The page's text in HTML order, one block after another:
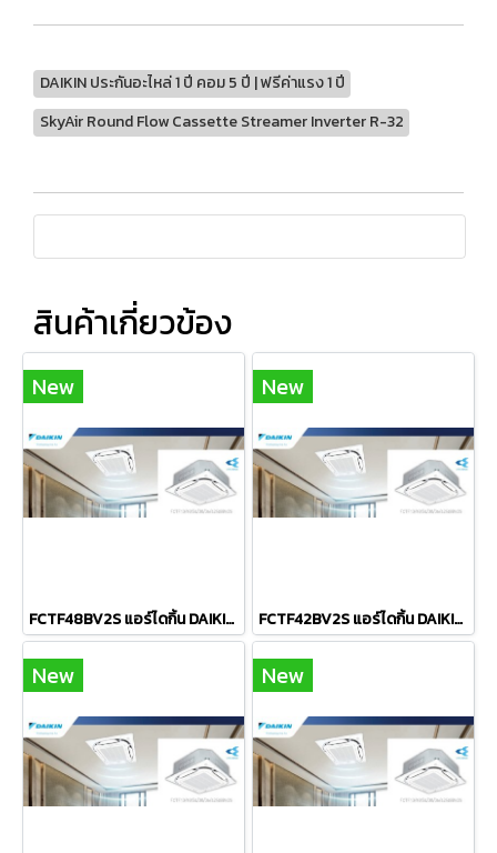
DAIKIN ประกันอะไหล่ 1 ปี คอม 5 ปี | ฟรีค่าแรง 1 ปี
SkyAir Round Flow Cassette Streamer Inverter R-32
สินค้าเกี่ยวข้อง
New
FCTF48BV2S แอร์ไดกิ้น DAIKIN แบบฝังฝ้าเพดาน รุ่น SkyAir Round Flow Cassette Streamer Inverter R-32 ขนาด 48,000BTU(21200-52500) #5 ⭐⭐ รีโมท**มีสาย** 2026 (เฉพาะเครื่อง)
New
FCTF42BV2S แอร์ไดกิ้น DAIKIN แบบฝังฝ้าเพดาน รุ่น SkyAir Round Flow Cassette Streamer Inverter R-32 ขนาด 42,000BTU(19500-47800) #5 ⭐⭐⭐⭐ ระบบไฟ 380V รีโมท**มีสาย** 2026 (เฉพาะเครื่อง)
New New